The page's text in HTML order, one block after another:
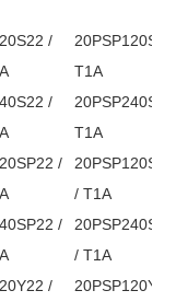
/
T1A
/
T1A
/
/ T1A
/
/ T1A
/